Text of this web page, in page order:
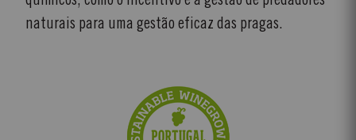
naturais para uma gestão eficaz das pragas.